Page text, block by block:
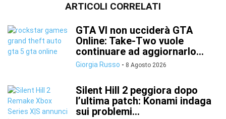
ARTICOLI CORRELATI
GTA VI non ucciderà GTA
Online: Take-Two vuole
continuare ad aggiornarlo...
Giorgia Russo - 8 Agosto 2026
Silent Hill 2 peggiora dopo
l’ultima patch: Konami indaga
sui problemi...